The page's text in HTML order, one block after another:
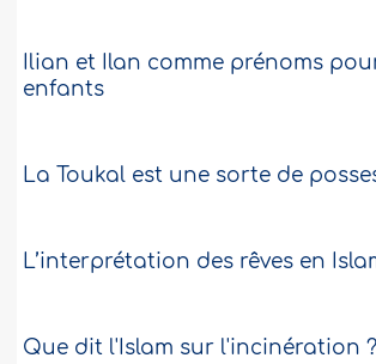
Ilian et Ilan comme prénoms
enfants
La Toukal est une sorte de
L’interprétation des rêves en
Que dit l'Islam sur l'incinération ?